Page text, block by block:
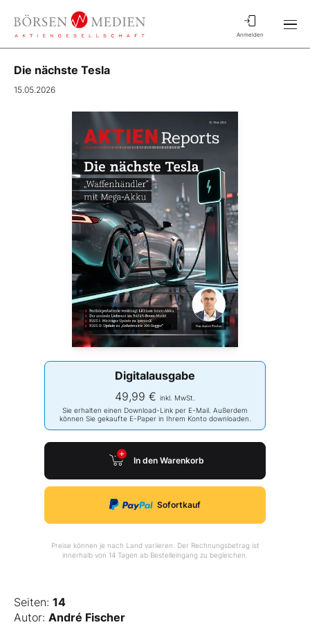
Anmelden
Die nächste Tesla
15.05.2026
Digitalausgabe
49,99 € inkl. MwSt.
Sie erhalten einen Download-Link per E-Mail. Außerdem
können Sie gekaufte E-Paper in Ihrem Konto downloaden.
In den Warenkorb
Sofortkauf
Preise können je nach Land variieren. Der Rechnungsbetrag ist
innerhalb von 14 Tagen ab Bestelleingang zu begleichen.
Seiten: 14
Autor: André Fischer